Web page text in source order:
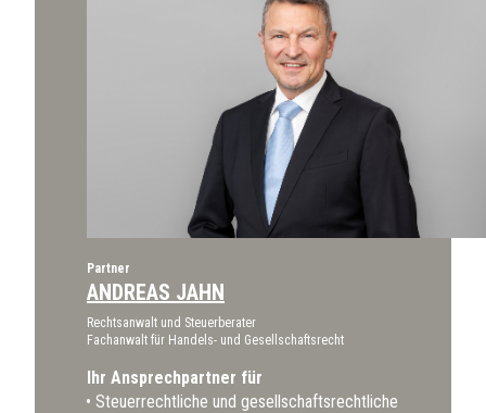
Partner
ANDREAS JAHN
Rechtsanwalt und Steuerberater
Fachanwalt für Handels- und Gesellschaftsrecht
Ihr Ansprechpartner für
Steuerrechtliche und gesellschaftsrechtliche